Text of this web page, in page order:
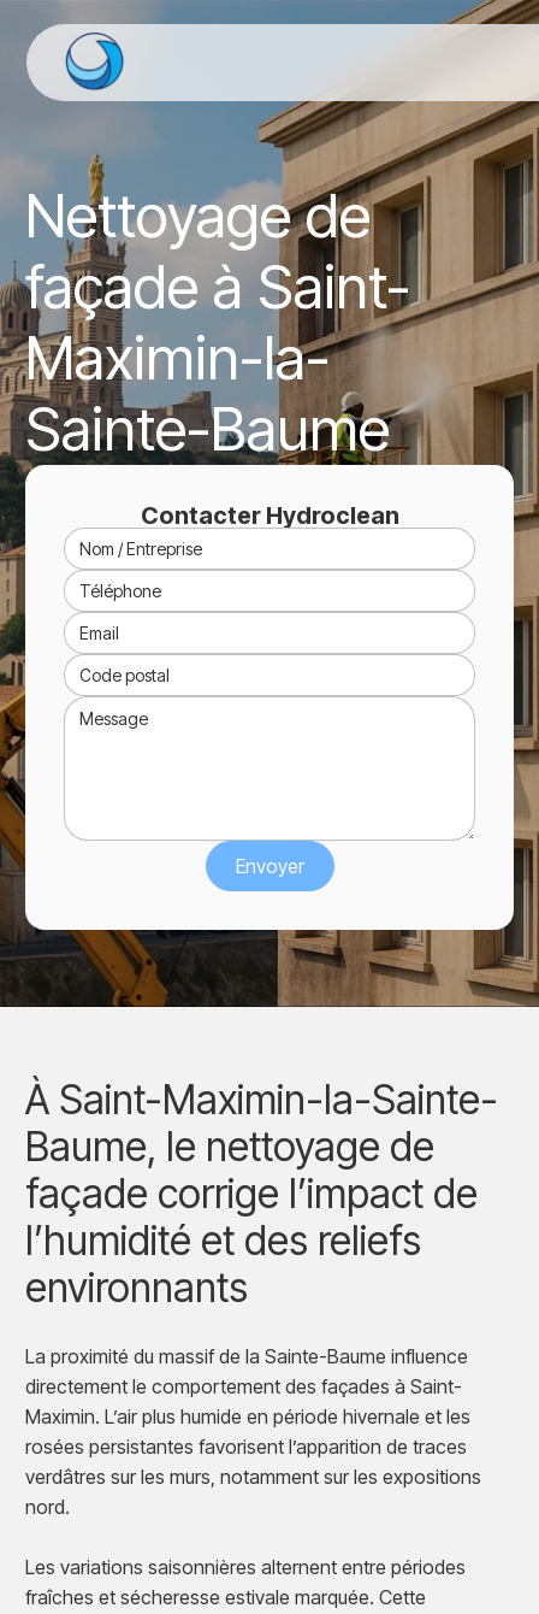
Nettoyage de
façade à Saint-
Maximin-la-
Sainte-Baume
Contacter Hydroclean
À Saint-Maximin-la-Sainte-
Baume, le nettoyage de
façade corrige l’impact de
l’humidité et des reliefs
environnants
La proximité du massif de la Sainte-Baume influence
directement le comportement des façades à Saint-
Maximin. L’air plus humide en période hivernale et les
rosées persistantes favorisent l’apparition de traces
verdâtres sur les murs, notamment sur les expositions
nord.
Les variations saisonnières alternent entre périodes
fraîches et sécheresse estivale marquée. Cette